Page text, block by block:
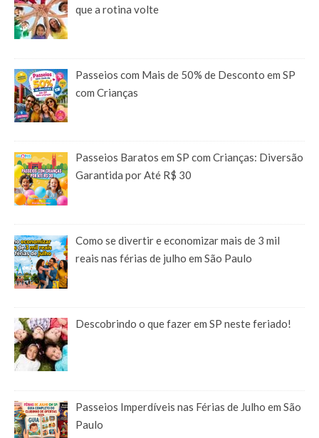
que a rotina volte
Passeios com Mais de 50% de Desconto em SP
com Crianças
Passeios Baratos em SP com Crianças: Diversão
Garantida por Até R$ 30
Como se divertir e economizar mais de 3 mil
reais nas férias de julho em São Paulo
Descobrindo o que fazer em SP neste feriado!
Passeios Imperdíveis nas Férias de Julho em São
Paulo